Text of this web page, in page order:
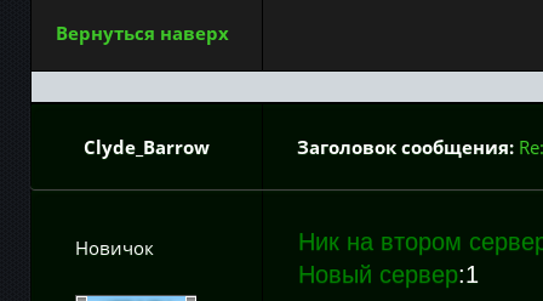
Вернуться наверх
Clyde_Barrow Заголовок сообщения:
Новичок
Ник на втором
Новый сервер:1